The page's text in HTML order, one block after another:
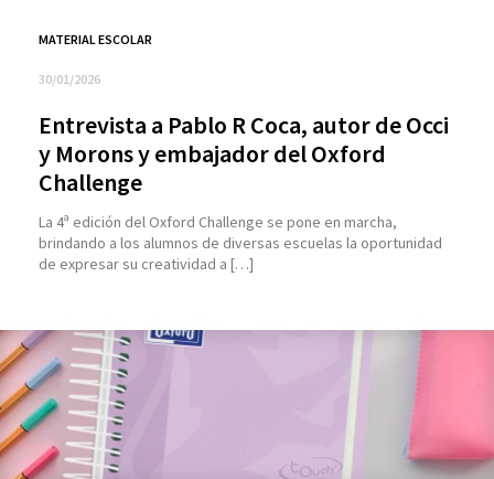
MATERIAL ESCOLAR
30/01/2026
Entrevista a Pablo R Coca, autor de Occi
y Morons y embajador del Oxford
Challenge
La 4ª edición del Oxford Challenge se pone en marcha,
brindando a los alumnos de diversas escuelas la oportunidad
de expresar su creatividad a […]